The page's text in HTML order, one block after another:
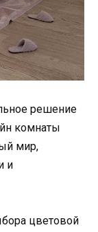
решение
комнаты
мир,
и
цветовой